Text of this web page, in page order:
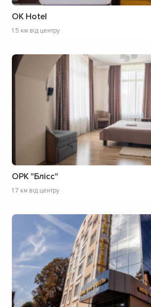
OK Hotel
1.5 км від центру
ОРК "Блісс"
1.7 км від центру